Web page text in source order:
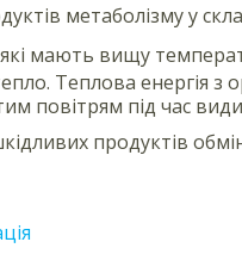
метаболізму у
мають вищу
Теплова енергія
повітрям під час
продуктів